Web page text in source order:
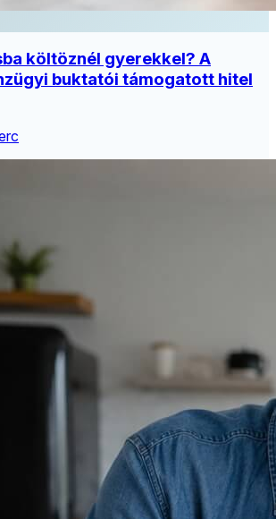
költöznél gyerekkel? A
buktatói támogatott hitel